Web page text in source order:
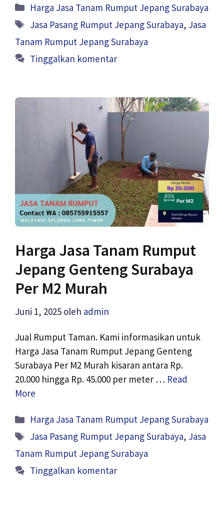
Kategori
Harga Jasa Tanam Rumput Jepang Surabaya
Tag
Jasa Pasang Rumput Jepang Surabaya, Jasa
Tanam Rumput Jepang Surabaya
Tinggalkan komentar
Harga Jasa Tanam Rumput
Jepang Genteng Surabaya
Per M2 Murah
Juni 1, 2025 oleh admin
Jual Rumput Taman. Kami informasikan untuk
Harga Jasa Tanam Rumput Jepang Genteng
Surabaya Per M2 Murah kisaran antara Rp.
20.000 hingga Rp. 45.000 per meter … Read
More
Kategori
Harga Jasa Tanam Rumput Jepang Surabaya
Tag
Jasa Pasang Rumput Jepang Surabaya, Jasa
Tanam Rumput Jepang Surabaya
Tinggalkan komentar